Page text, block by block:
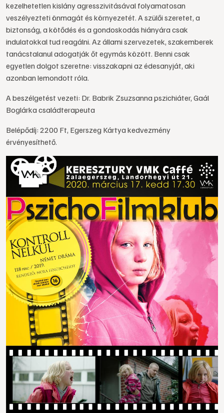
kezelhetetlen kislány agresszivitásával folyamatosan
veszélyezteti önmagát és környezetét. A szülői szeretet, a
biztonság, a kötődés és a gondoskodás hiányára csak
indulatokkal tud reagálni. Az állami szervezetek, szakemberek
tanácstalanul adogatják őt egymás között. Benni csak
egyetlen dolgot szeretne: visszakapni az édesanyját, aki
azonban lemondott róla.
A beszélgetést vezeti: Dr. Babrik Zsuzsanna pszichiáter, Gaál
Boglárka családterapeuta
Belépődíj: 2200 Ft, Egerszeg Kártya kedvezmény
érvényesíthető.